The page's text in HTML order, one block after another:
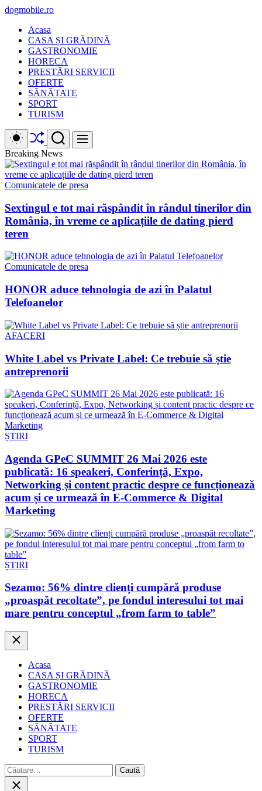
Skip
content
dogmobile.ro
Acasa
CASA ȘI GRĂDINĂ
GASTRONOMIE
HORECA
PRESTĂRI SERVICII
OFERTE
SĂNĂTATE
SPORT
TURISM
Switch
color
mode
ShuffleSearch Menu
Breaking News
Comunicatele de presa
Sextingul e tot mai răspândit în rândul tinerilor din
România, în vreme ce aplicațiile de dating pierd
teren
Comunicatele de presa
HONOR aduce tehnologia de azi în Palatul
Telefoanelor
AFACERI
White Label vs Private Label: Ce trebuie să știe
antreprenorii
ȘTIRI
Agenda GPeC SUMMIT 26 Mai 2026 este
publicată: 16 speakeri, Conferință, Expo,
Networking și content practic despre ce funcționează
acum și ce urmează în E-Commerce & Digital
Marketing
ȘTIRI
Sezamo: 56% dintre clienți cumpără produse
„proaspăt recoltate”, pe fondul interesului tot mai
mare pentru conceptul „from farm to table”
Close
Acasa
CASA ȘI GRĂDINĂ
GASTRONOMIE
HORECA
PRESTĂRI SERVICII
OFERTE
SĂNĂTATE
SPORT
TURISM
Caută
după:
Close